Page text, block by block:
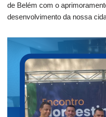
de Belém com o
desenvolvimento da nossa